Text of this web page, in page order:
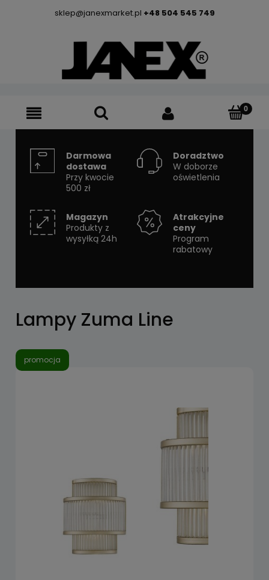
sklep@janexmarket.pl +48 504 545 749
Darmowa
dostawa
Przy kwocie
500 zł
Doradztwo
W doborze
oświetlenia
Magazyn
Produkty z
wysyłką 24h
Atrakcyjne
ceny
Program
rabatowy
Lampy Zuma Line
promocja